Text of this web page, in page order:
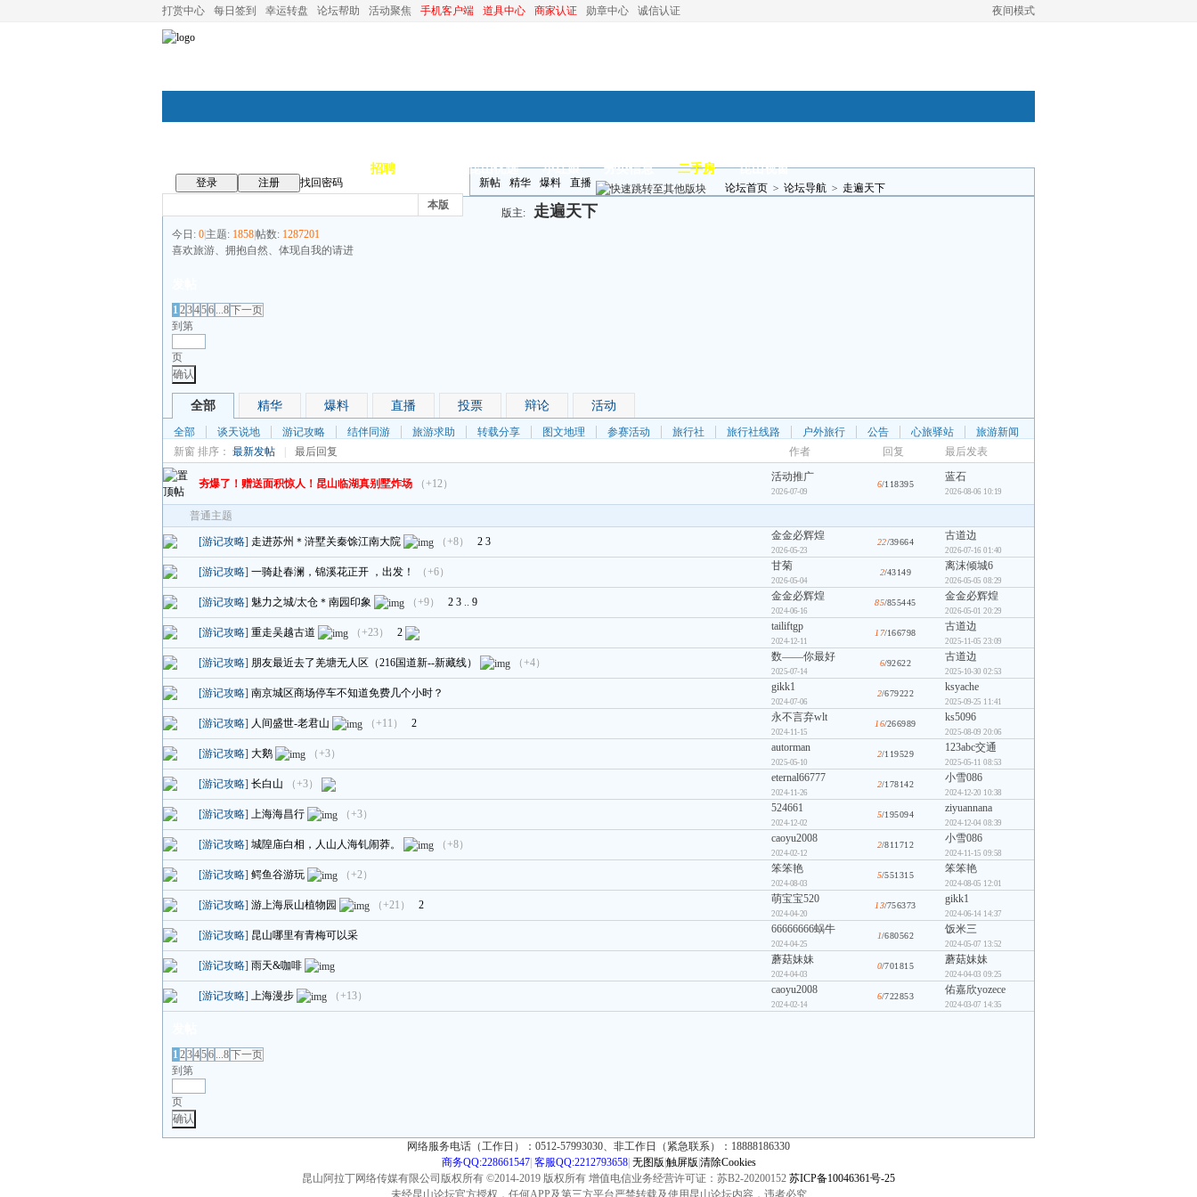
夜间模式
打赏中心 每日签到 幸运转盘 论坛帮助 活动聚焦 手机客户端 道具中心 商家认证 勋章中心 诚信认证
招聘 昆山优选 小红娘 分类信息 二手房 昆山视窗
登录 注册
找回密码
本版
新帖 精华 爆料 直播 论坛首页 > 论坛导航 > 走遍天下
版主: 走遍天下
今日: 0 主题: 1858帖数: 1287201
喜欢旅游、拥抱自然、体现自我的请进
123456 ...8下一页
到第
页
确认
全部 精华 爆料 直播 投票 辩论 活动
全部 谈天说地 游记攻略 结伴同游 旅游求助 转载分享 图文地理 参赛活动 旅行社 旅行社线路 户外旅行 公告 心旅驿站
旅游新闻
新窗 排序： 最新发帖 最后回复 作者 回复 最后发表
夯爆了！赠送面积惊人！昆山临湖真别墅炸场 （+12）
活动推广
2026-07-09
6/118395
蓝石
2026-08-06 10:19
普通主题
[游记攻略] 走进苏州＊浒墅关秦馀江南大院 （+8） 2 3 金金必辉煌
2026-05-23
22/39664 古道边
2026-07-16 01:40
[游记攻略] 一骑赴春澜，锦溪花正开 ，出发！ （+6） 甘菊
2026-05-04
2/43149 离沫倾城6
2026-05-05 08:29
[游记攻略] 魅力之城/太仓＊南园印象 （+9） 2 3 .. 9 金金必辉煌
2024-06-16
85/855445 金金必辉煌
2026-05-01 20:29
[游记攻略] 重走吴越古道 （+23） 2 tailiftgp
2024-12-11
17/166798 古道边
2025-11-05 23:09
[游记攻略] 朋友最近去了羌塘无人区（216国道新--新藏线） （+4） 数——你最好
2025-07-14
6/92622 古道边
2025-10-30 02:53
[游记攻略] 南京城区商场停车不知道免费几个小时？ gikk1
2024-07-06
2/679222 ksyache
2025-09-25 11:41
[游记攻略] 人间盛世-老君山 （+11） 2 永不言弃wlt
2024-11-15
16/266989 ks5096
2025-08-09 20:06
[游记攻略] 大鹅 （+3） autorman
2025-05-10
2/119529 123abc交通
2025-05-11 08:53
[游记攻略] 长白山 （+3） eternal66777
2024-11-26
2/178142 小雪086
2024-12-20 10:38
[游记攻略] 上海海昌行 （+3） 524661
2024-12-02
5/195094 ziyuannana
2024-12-04 08:39
[游记攻略] 城隍庙白相，人山人海钆闹莽。 （+8） caoyu2008
2024-02-12
2/811712 小雪086
2024-11-15 09:58
[游记攻略] 鳄鱼谷游玩 （+2） 笨笨艳
2024-08-03
5/551315 笨笨艳
2024-08-05 12:01
[游记攻略] 游上海辰山植物园 （+21） 2 萌宝宝520
2024-04-20
13/756373 gikk1
2024-06-14 14:37
[游记攻略] 昆山哪里有青梅可以采 66666666蜗牛
2024-04-25
1/680562 饭米三
2024-05-07 13:52
[游记攻略] 雨天&咖啡 蘑菇妹妹
2024-04-03
0/701815 蘑菇妹妹
2024-04-03 09:25
[游记攻略] 上海漫步 （+13） caoyu2008
2024-02-14
6/722853 佑嘉欣yozece
2024-03-07 14:35
123456 ...8下一页
到第
页
确认
网络服务电话（工作日）：0512-57993030、非工作日（紧急联系）：18888186330
商务QQ:228661547| 客服QQ:2212793658| 无图版 触屏版 清除Cookies
昆山阿拉丁网络传媒有限公司版权所有 ©2014-2019 版权所有 增值电信业务经营许可证：苏B2-20200152 苏ICP备10046361号-25
未经昆山论坛官方授权，任何APP及第三方平台严禁转载及使用昆山论坛内容，违者必究